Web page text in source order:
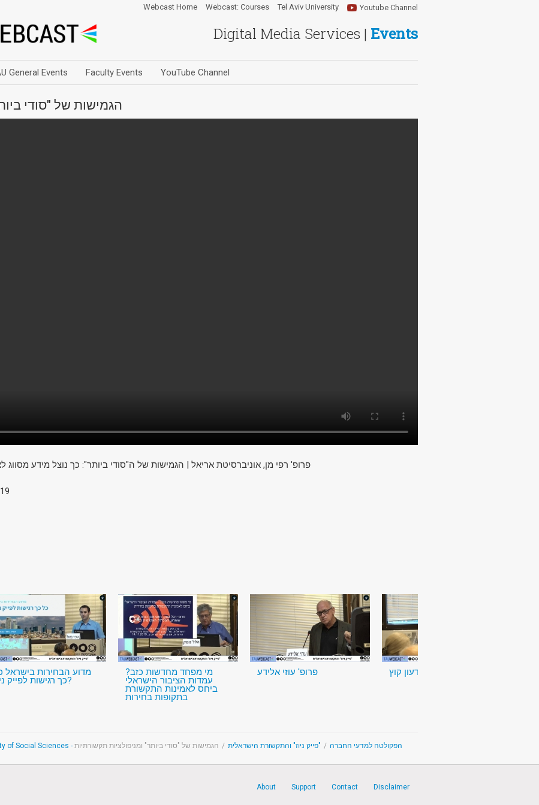
Digital Media Services | Events
Youtube Channel
Webcast Home Webcast: Courses Tel Aviv University
General Events Faculty Events YouTube Channel
הגמישות של "סודי
פרופ' רפי מן, אוניברסיטת אריאל | הגמישות של ה"סודי ביותר": כך נוצל מידע מסווג
מדוע הבחירות בישראל
כך רגישות לפייק ניוז?
מי מפחד מחדשות כזב?
עמדות הציבור הישראלי
ביחס לאמינות התקשורת
בתקופות בחירות
פרופ' עוזי אלידע פרופ' גדעון קוץ
The Faculty of Social Sciences - הפקולטה למדעי החברה / "פייק ניוז" והתקשורת הישראלית / הגמישות של "סודי ביותר" ומניפולציות תקשורתיות
About Support Contact Disclaimer